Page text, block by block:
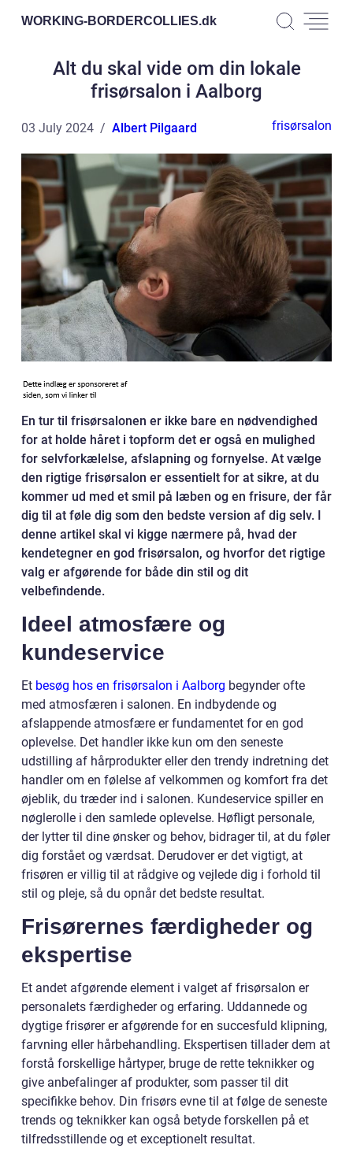
WORKING-BORDERCOLLIES.dk
Alt du skal vide om din lokale
frisørsalon i Aalborg
03 July 2024 Albert Pilgaard frisørsalon
En tur til frisørsalonen er ikke bare en nødvendighed
for at holde håret i topform det er også en mulighed
for selvforkælelse, afslapning og fornyelse. At vælge
den rigtige frisørsalon er essentielt for at sikre, at du
kommer ud med et smil på læben og en frisure, der får
dig til at føle dig som den bedste version af dig selv. I
denne artikel skal vi kigge nærmere på, hvad der
kendetegner en god frisørsalon, og hvorfor det rigtige
valg er afgørende for både din stil og dit
velbefindende.
Ideel atmosfære og
kundeservice
Et besøg hos en frisørsalon i Aalborg begynder ofte
med atmosfæren i salonen. En indbydende og
afslappende atmosfære er fundamentet for en god
oplevelse. Det handler ikke kun om den seneste
udstilling af hårprodukter eller den trendy indretning det
handler om en følelse af velkommen og komfort fra det
øjeblik, du træder ind i salonen. Kundeservice spiller en
nøglerolle i den samlede oplevelse. Høfligt personale,
der lytter til dine ønsker og behov, bidrager til, at du føler
dig forstået og værdsat. Derudover er det vigtigt, at
frisøren er villig til at rådgive og vejlede dig i forhold til
stil og pleje, så du opnår det bedste resultat.
Frisørernes færdigheder og
ekspertise
Et andet afgørende element i valget af frisørsalon er
personalets færdigheder og erfaring. Uddannede og
dygtige frisører er afgørende for en succesfuld klipning,
farvning eller hårbehandling. Ekspertisen tillader dem at
forstå forskellige hårtyper, bruge de rette teknikker og
give anbefalinger af produkter, som passer til dit
specifikke behov. Din frisørs evne til at følge de seneste
trends og teknikker kan også betyde forskellen på et
tilfredsstillende og et exceptionelt resultat.